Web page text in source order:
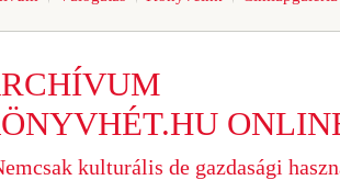
kulturális de gazdasági